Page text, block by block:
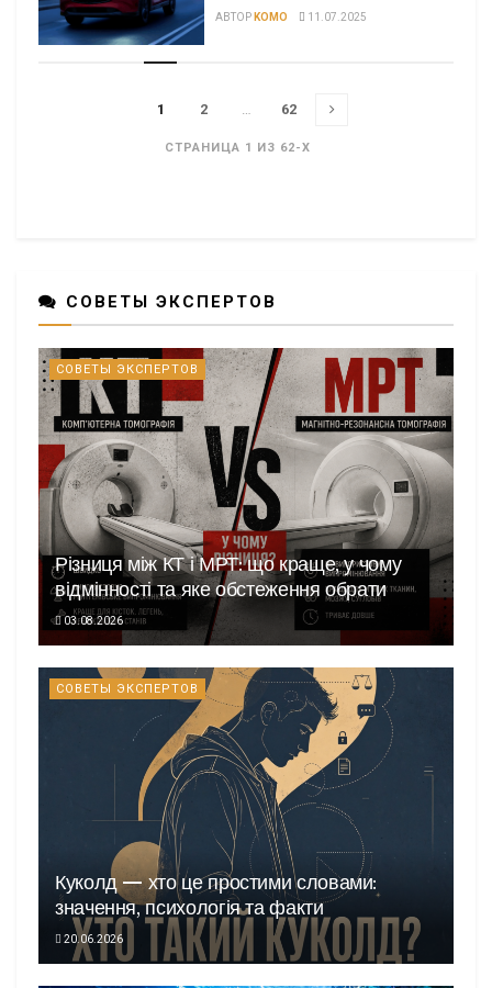
АВТОР KOMO 11.07.2025
СТРАНИЦА 1 ИЗ 62-X
1 2 … 62
СОВЕТЫ ЭКСПЕРТОВ
СОВЕТЫ ЭКСПЕРТОВ
Різниця між КТ і МРТ: що краще, у чому
відмінності та яке обстеження обрати
03.08.2026
СОВЕТЫ ЭКСПЕРТОВ
Куколд — хто це простими словами:
значення, психологія та факти
20.06.2026